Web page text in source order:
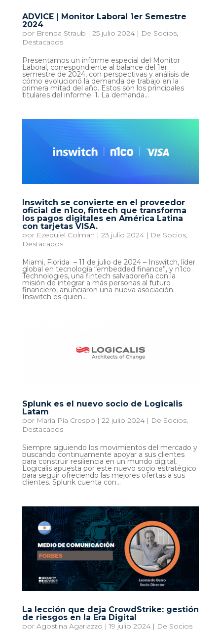
ADVICE | Monitor Laboral 1er Semestre
2024
por Brenda Straub | 25 julio 2024| De Socios,
Destacados
Presentamos un informe especial del Monitor
Laboral, correspondiente al balance del 1er
semestre de 2024, con perspectivas y análisis de
cómo evolucionó la demanda de trabajo en la
primera mitad del año. Estos son los principales
titulares del informe. 1. La demanda...
Inswitch se convierte en el proveedor
oficial de n1co, fintech que transforma
los pagos digitales en América Latina
con tarjetas VISA.
por Ezequiel Colman | 23 julio 2024| De Socios,
Destacados
Miami, Florida – 11 de julio de 2024 – Inswitch, líder
global en tecnología “embedded finance”, y n1co
Technologies, una fintech salvadoreña con la
misión de integrar a más personas al futuro
financiero, anunciaron una nueva asociación.
Inswitch es quien...
Splunk es el nuevo socio de Logicalis
Latam
por María Pía Crespo | 22 julio 2024| De Socios,
Destacados
Siempre siguiendo los movimientos del mercado y
buscando continuamente apoyar a sus clientes
para construir resiliencia en un mundo digital,
Logicalis apuesta por este nuevo socio estratégico
para seguir ofreciendo las mejores ofertas a sus
clientes. Splunk cuenta con...
La lección que deja CrowdStrike: gestión
de riesgos en la Era Digital
por Agostina Agariazzo |19 julio 2024| De Socios